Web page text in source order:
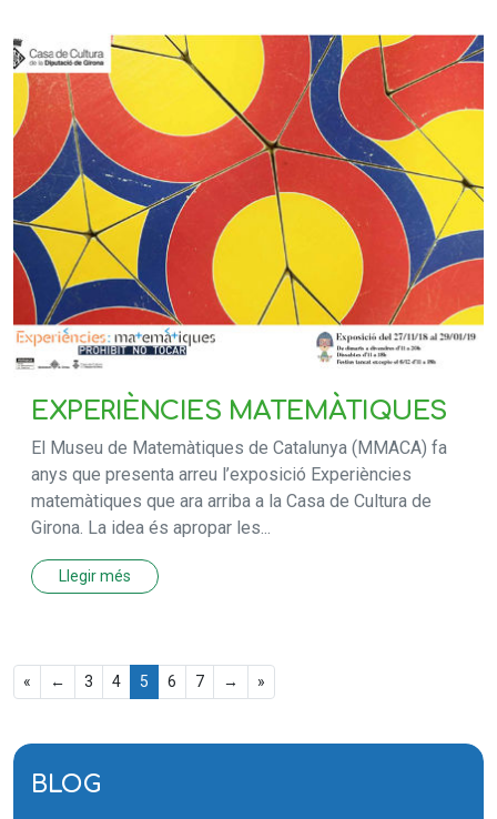
EXPERIÈNCIES MATEMÀTIQUES
El Museu de Matemàtiques de Catalunya (MMACA) fa
anys que presenta arreu l’exposició Experiències
matemàtiques que ara arriba a la Casa de Cultura de
Girona. La idea és apropar les...
Llegir més
« ← 3 4 5 6 7 → »
BLOG